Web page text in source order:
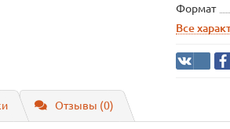
Формат
Все
Отзывы (0)